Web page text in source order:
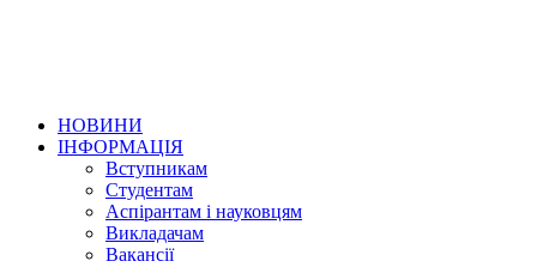
НОВИНИ
ІНФОРМАЦІЯ
Вступникам
Студентам
Аспірантам і науковцям
Викладачам
Вакансії